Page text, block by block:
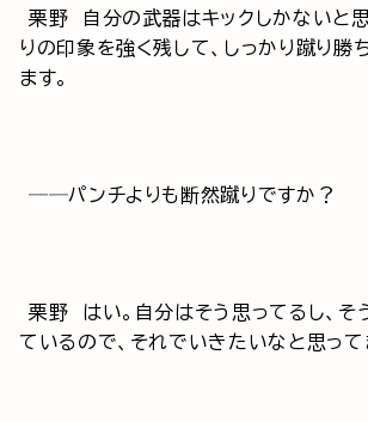
栗野 自分の武器はキックしかないと
りの印象を強く残して、しっかり蹴り勝
ます。
──パンチよりも断然蹴りですか？
栗野 はい。自分はそう思ってるし、そ
ているので、それでいきたいなと思って